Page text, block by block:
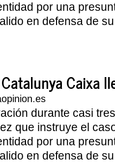
por una
en defensa de
Caixa
durante casi
que instruye el
por una
en defensa de